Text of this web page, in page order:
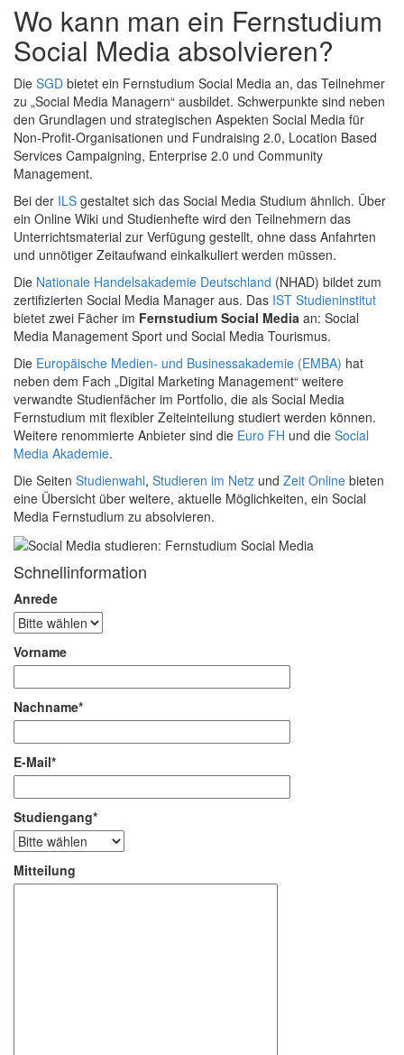
Wo kann man ein Fernstudium
Social Media absolvieren?
Die SGD bietet ein Fernstudium Social Media an, das Teilnehmer
zu „Social Media Managern“ ausbildet. Schwerpunkte sind neben
den Grundlagen und strategischen Aspekten Social Media für
Non-Profit-Organisationen und Fundraising 2.0, Location Based
Services Campaigning, Enterprise 2.0 und Community
Management.
Bei der ILS gestaltet sich das Social Media Studium ähnlich. Über
ein Online Wiki und Studienhefte wird den Teilnehmern das
Unterrichtsmaterial zur Verfügung gestellt, ohne dass Anfahrten
und unnötiger Zeitaufwand einkalkuliert werden müssen.
Die Nationale Handelsakademie Deutschland (NHAD) bildet zum
zertifizierten Social Media Manager aus. Das IST Studieninstitut
bietet zwei Fächer im Fernstudium Social Media an: Social
Media Management Sport und Social Media Tourismus.
Die Europäische Medien- und Businessakademie (EMBA) hat
neben dem Fach „Digital Marketing Management“ weitere
verwandte Studienfächer im Portfolio, die als Social Media
Fernstudium mit flexibler Zeiteinteilung studiert werden können.
Weitere renommierte Anbieter sind die Euro FH und die Social
Media Akademie.
Die Seiten Studienwahl, Studieren im Netz und Zeit Online bieten
eine Übersicht über weitere, aktuelle Möglichkeiten, ein Social
Media Fernstudium zu absolvieren.
Schnellinformation
Anrede
Vorname
Nachname*
E-Mail*
Studiengang*
Mitteilung